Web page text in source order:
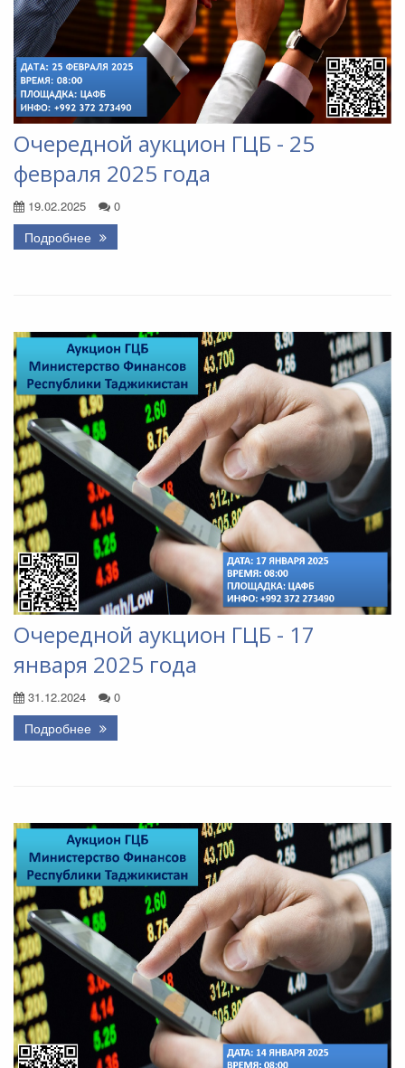
Очередной аукцион ГЦБ - 25
февраля 2025 года
19.02.2025 0
Подробнее
Очередной аукцион ГЦБ - 17
января 2025 года
31.12.2024 0
Подробнее